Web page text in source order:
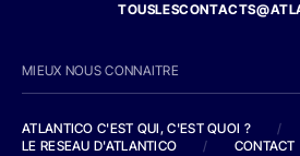
MIEUX NOUS CONNAITRE
ATLANTICO C'EST QUI, C'EST QUOI ?
/
LE RESEAU D'ATLANTICO
/ CONTACT